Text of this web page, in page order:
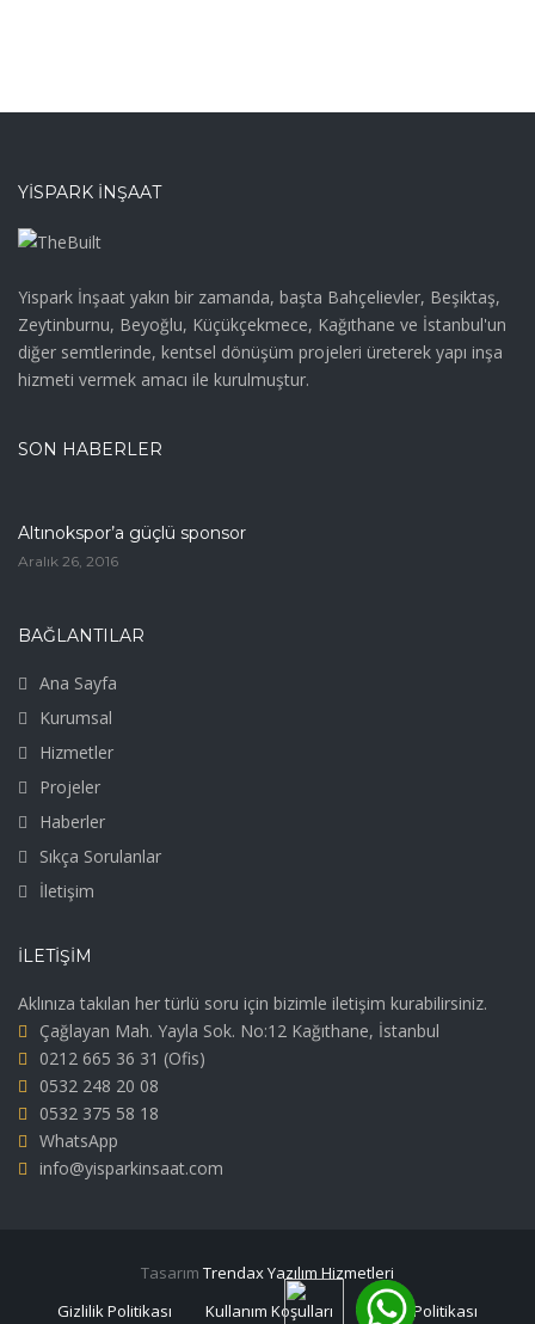
YISPARK İNŞAAT
Yispark İnşaat yakın bir zamanda, başta Bahçelievler, Beşiktaş,
Zeytinburnu, Beyoğlu, Küçükçekmece, Kağıthane ve İstanbul'un
diğer semtlerinde, kentsel dönüşüm projeleri üreterek yapı inşa
hizmeti vermek amacı ile kurulmuştur.
SON HABERLER
Altınokspor’a güçlü sponsor
Aralık 26, 2016
BAĞLANTILAR
Ana Sayfa
Kurumsal
Hizmetler
Projeler
Haberler
Sıkça Sorulanlar
İletişim
İLETIŞIM
Aklınıza takılan her türlü soru için bizimle iletişim kurabilirsiniz.
Çağlayan Mah. Yayla Sok. No:12 Kağıthane, İstanbul
0212 665 36 31 (Ofis)
0532 248 20 08
0532 375 58 18
WhatsApp
info@yisparkinsaat.com
Tasarım Trendax Yazılım Hizmetleri
Gizlilik Politikası
Kullanım Koşulları Çerez Politikası